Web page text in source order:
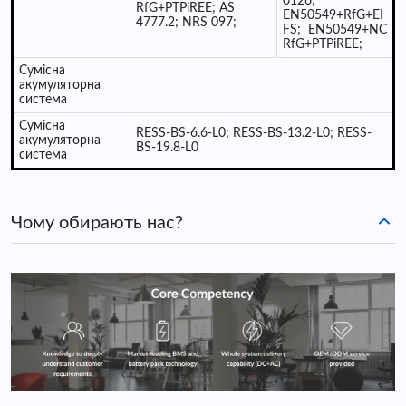
RfG+PTPiREE; AS
4777.2; NRS 097;
EN50549+RfG+EI
FS; EN50549+NC
RfG+PTPiREE;
Сумісна
акумуляторна
система
Сумісна
акумуляторна
система
RESS-BS-6.6-L0; RESS-BS-13.2-L0; RESS-
BS-19.8-L0
Чому обирають нас?